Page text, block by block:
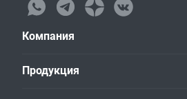
Компания
Продукция